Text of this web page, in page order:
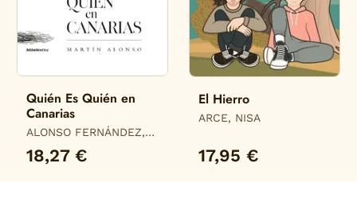
Quién Es Quién en
Canarias
ALONSO FERNÁNDEZ,
MARTÍN
18,27 €
El Hierro
ARCE, NISA
17,95 €